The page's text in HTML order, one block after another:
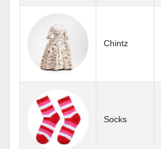
Chintz
Socks